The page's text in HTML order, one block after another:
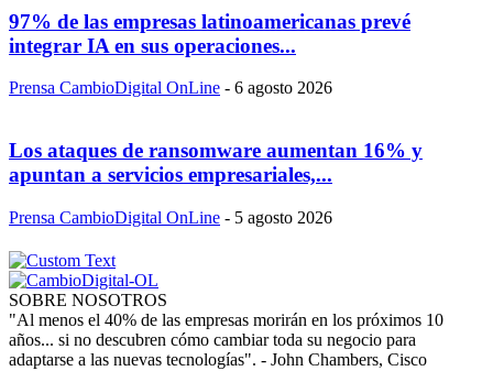
97% de las empresas latinoamericanas prevé
integrar IA en sus operaciones...
Prensa CambioDigital OnLine - 6 agosto 2026
Los ataques de ransomware aumentan 16% y
apuntan a servicios empresariales,...
Prensa CambioDigital OnLine - 5 agosto 2026
SOBRE NOSOTROS
"Al menos el 40% de las empresas morirán en los próximos 10
años... si no descubren cómo cambiar toda su negocio para
adaptarse a las nuevas tecnologías". - John Chambers, Cisco